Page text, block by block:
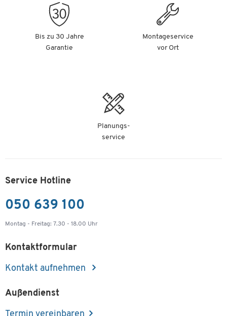
Bis zu 30 Jahre
Garantie
Montageservice
vor Ort
Planungs-
service
Service Hotline
050 639 100
Montag - Freitag: 7.30 - 18.00 Uhr
Kontaktformular
Kontakt aufnehmen
Außendienst